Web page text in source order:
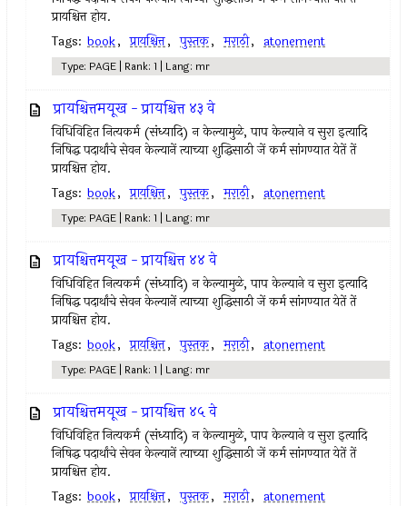
प्रायश्चित्त होय.
Tags: book, प्रायश्चित्त, पुस्तक, मराठी, atonement
Type: PAGE | Rank: 1 | Lang: mr
प्रायश्चित्तमयूख - प्रायश्चित्त ४३ वे
विधिविहित नित्‍यकर्म (संध्यादि) न केल्‍यामुळे, पाप केल्याने व सुरा इत्‍यादि
निषिद्ध पदार्थांचे सेवन केल्‍यानें त्‍याच्या शुद्धिसाठी जें कर्म सांगण्यात येतें तें
प्रायश्चित्त होय.
Tags: book, प्रायश्चित्त, पुस्तक, मराठी, atonement
Type: PAGE | Rank: 1 | Lang: mr
प्रायश्चित्तमयूख - प्रायश्चित्त ४४ वे
विधिविहित नित्‍यकर्म (संध्यादि) न केल्‍यामुळे, पाप केल्याने व सुरा इत्‍यादि
निषिद्ध पदार्थांचे सेवन केल्‍यानें त्‍याच्या शुद्धिसाठी जें कर्म सांगण्यात येतें तें
प्रायश्चित्त होय.
Tags: book, प्रायश्चित्त, पुस्तक, मराठी, atonement
Type: PAGE | Rank: 1 | Lang: mr
प्रायश्चित्तमयूख - प्रायश्चित्त ४५ वे
विधिविहित नित्‍यकर्म (संध्यादि) न केल्‍यामुळे, पाप केल्याने व सुरा इत्‍यादि
निषिद्ध पदार्थांचे सेवन केल्‍यानें त्‍याच्या शुद्धिसाठी जें कर्म सांगण्यात येतें तें
प्रायश्चित्त होय.
Tags: book, प्रायश्चित्त, पुस्तक, मराठी, atonement